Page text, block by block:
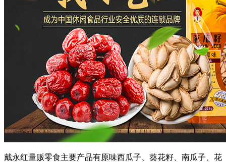
戴永红量贩零食主要产品有原味西瓜子、葵花籽、南瓜子、花